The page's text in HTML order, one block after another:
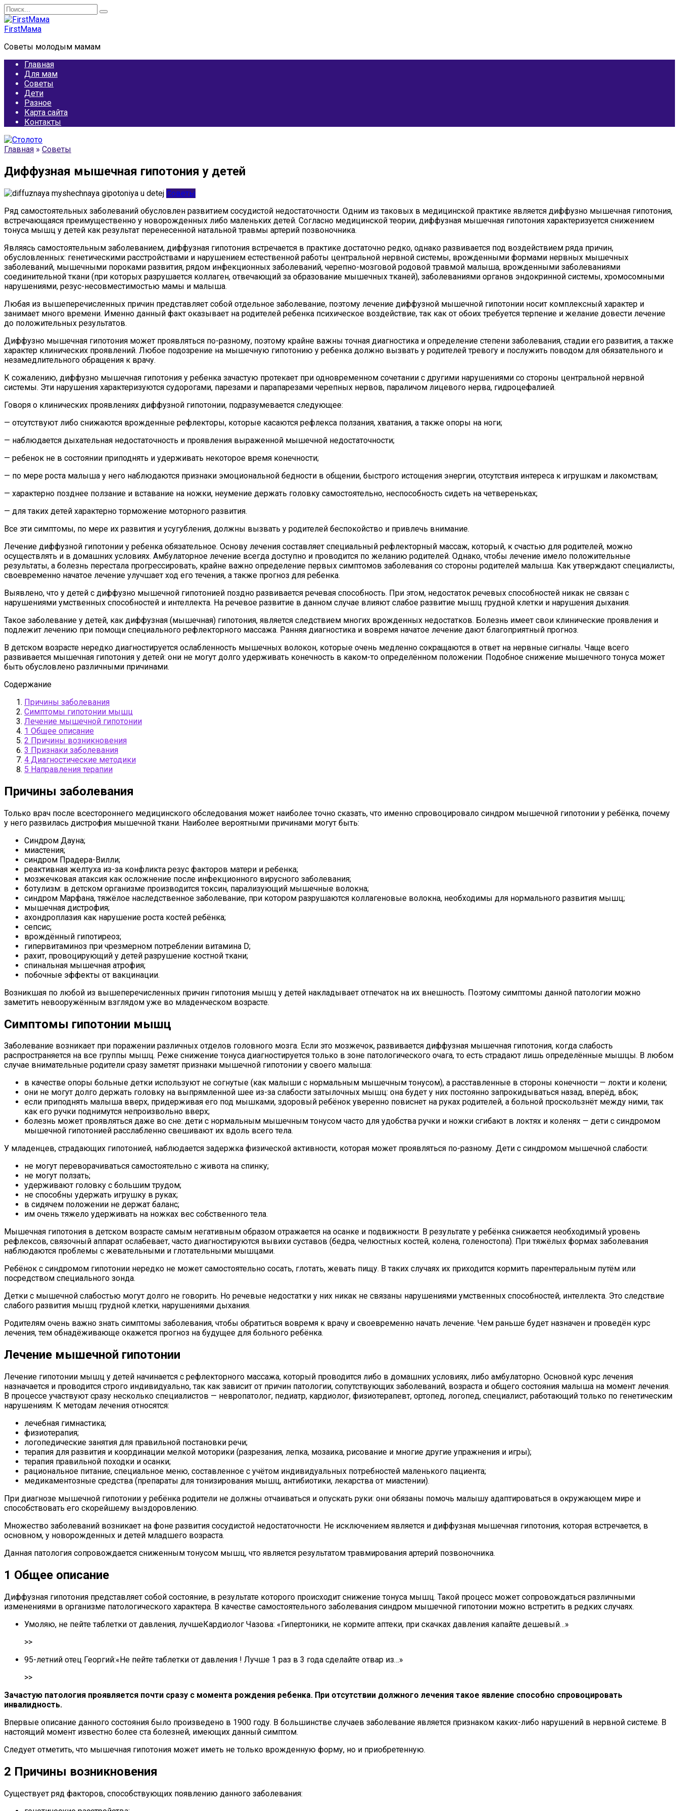
Перейти
к
содержанию
Search
for:
FirstМама
Советы молодым мамам
Главная
Для мам
Советы
Дети
Разное
Карта сайта
Контакты
Главная » Советы
Диффузная мышечная гипотония у детей
Советы
Ряд самостоятельных заболеваний обусловлен развитием сосудистой недостаточности. Одним из таковых в медицинской практике является диффузно мышечная гипотония,
встречающаяся преимущественно у новорожденных либо маленьких детей. Согласно медицинской теории, диффузная мышечная гипотония характеризуется снижением
тонуса мышц у детей как результат перенесенной натальной травмы артерий позвоночника.
Являясь самостоятельным заболеванием, диффузная гипотония встречается в практике достаточно редко, однако развивается под воздействием ряда причин,
обусловленных: генетическими расстройствами и нарушением естественной работы центральной нервной системы, врожденными формами нервных мышечных
заболеваний, мышечными пороками развития, рядом инфекционных заболеваний, черепно-мозговой родовой травмой малыша, врожденными заболеваниями
соединительной ткани (при которых разрушается коллаген, отвечающий за образование мышечных тканей), заболеваниями органов эндокринной системы, хромосомными
нарушениями, резус-несовместимостью мамы и малыша.
Любая из вышеперечисленных причин представляет собой отдельное заболевание, поэтому лечение диффузной мышечной гипотонии носит комплексный характер и
занимает много времени. Именно данный факт оказывает на родителей ребенка психическое воздействие, так как от обоих требуется терпение и желание довести лечение
до положительных результатов.
Диффузно мышечная гипотония может проявляться по-разному, поэтому крайне важны точная диагностика и определение степени заболевания, стадии его развития, а также
характер клинических проявлений. Любое подозрение на мышечную гипотонию у ребенка должно вызвать у родителей тревогу и послужить поводом для обязательного и
незамедлительного обращения к врачу.
К сожалению, диффузно мышечная гипотония у ребенка зачастую протекает при одновременном сочетании с другими нарушениями со стороны центральной нервной
системы. Эти нарушения характеризуются судорогами, парезами и парапарезами черепных нервов, параличом лицевого нерва, гидроцефалией.
Говоря о клинических проявлениях диффузной гипотонии, подразумевается следующее:
— отсутствуют либо снижаются врожденные рефлекторы, которые касаются рефлекса ползания, хватания, а также опоры на ноги;
— наблюдается дыхательная недостаточность и проявления выраженной мышечной недостаточности;
— ребенок не в состоянии приподнять и удерживать некоторое время конечности;
— по мере роста малыша у него наблюдаются признаки эмоциональной бедности в общении, быстрого истощения энергии, отсутствия интереса к игрушкам и лакомствам;
— характерно позднее ползание и вставание на ножки, неумение держать головку самостоятельно, неспособность сидеть на четвереньках;
— для таких детей характерно торможение моторного развития.
Все эти симптомы, по мере их развития и усугубления, должны вызвать у родителей беспокойство и привлечь внимание.
Лечение диффузной гипотонии у ребенка обязательное. Основу лечения составляет специальный рефлекторный массаж, который, к счастью для родителей, можно
осуществлять и в домашних условиях. Амбулаторное лечение всегда доступно и проводится по желанию родителей. Однако, чтобы лечение имело положительные
результаты, а болезнь перестала прогрессировать, крайне важно определение первых симптомов заболевания со стороны родителей малыша. Как утверждают специалисты,
своевременно начатое лечение улучшает ход его течения, а также прогноз для ребенка.
Выявлено, что у детей с диффузно мышечной гипотонией поздно развивается речевая способность. При этом, недостаток речевых способностей никак не связан с
нарушениями умственных способностей и интеллекта. На речевое развитие в данном случае влияют слабое развитие мышц грудной клетки и нарушения дыхания.
Такое заболевание у детей, как диффузная (мышечная) гипотония, является следствием многих врожденных недостатков. Болезнь имеет свои клинические проявления и
подлежит лечению при помощи специального рефлекторного массажа. Ранняя диагностика и вовремя начатое лечение дают благоприятный прогноз.
В детском возрасте нередко диагностируется ослабленность мышечных волокон, которые очень медленно сокращаются в ответ на нервные сигналы. Чаще всего
развивается мышечная гипотония у детей: они не могут долго удерживать конечность в каком-то определённом положении. Подобное снижение мышечного тонуса может
быть обусловлено различными причинами.
Содержание
Причины заболевания
Симптомы гипотонии мышц
Лечение мышечной гипотонии
1 Общее описание
2 Причины возникновения
3 Признаки заболевания
4 Диагностические методики
5 Направления терапии
Причины заболевания
Только врач после всестороннего медицинского обследования может наиболее точно сказать, что именно спровоцировало синдром мышечной гипотонии у ребёнка, почему
у него развилась дистрофия мышечной ткани. Наиболее вероятными причинами могут быть:
Синдром Дауна;
миастения;
синдром Прадера-Вилли;
реактивная желтуха из-за конфликта резус факторов матери и ребенка;
мозжечковая атаксия как осложнение после инфекционного вирусного заболевания;
ботулизм: в детском организме производится токсин, парализующий мышечные волокна;
синдром Марфана, тяжёлое наследственное заболевание, при котором разрушаются коллагеновые волокна, необходимы для нормального развития мышц;
мышечная дистрофия;
ахондроплазия как нарушение роста костей ребёнка;
сепсис;
врождённый гипотиреоз;
гипервитаминоз при чрезмерном потреблении витамина D;
рахит, провоцирующий у детей разрушение костной ткани;
спинальная мышечная атрофия;
побочные эффекты от вакцинации.
Возникшая по любой из вышеперечисленных причин гипотония мышц у детей накладывает отпечаток на их внешность. Поэтому симптомы данной патологии можно
заметить невооружённым взглядом уже во младенческом возрасте.
Симптомы гипотонии мышц
Заболевание возникает при поражении различных отделов головного мозга. Если это мозжечок, развивается диффузная мышечная гипотония, когда слабость
распространяется на все группы мышц. Реже снижение тонуса диагностируется только в зоне патологического очага, то есть страдают лишь определённые мышцы. В любом
случае внимательные родители сразу заметят признаки мышечной гипотонии у своего малыша:
в качестве опоры больные детки используют не согнутые (как малыши с нормальным мышечным тонусом), а расставленные в стороны конечности — локти и колени;
они не могут долго держать головку на выпрямленной шее из-за слабости затылочных мышц: она будет у них постоянно запрокидываться назад, вперёд, вбок;
если приподнять малыша вверх, придерживая его под мышками, здоровый ребёнок уверенно повиснет на руках родителей, а больной проскользнёт между ними, так
как его ручки поднимутся непроизвольно вверх;
болезнь может проявляться даже во сне: дети с нормальным мышечным тонусом часто для удобства ручки и ножки сгибают в локтях и коленях — дети с синдромом
мышечной гипотонией расслабленно свешивают их вдоль всего тела.
У младенцев, страдающих гипотонией, наблюдается задержка физической активности, которая может проявляться по-разному. Дети с синдромом мышечной слабости:
не могут переворачиваться самостоятельно с живота на спинку;
не могут ползать;
удерживают головку с большим трудом;
не способны удержать игрушку в руках;
в сидячем положении не держат баланс;
им очень тяжело удерживать на ножках вес собственного тела.
Мышечная гипотония в детском возрасте самым негативным образом отражается на осанке и подвижности. В результате у ребёнка снижается необходимый уровень
рефлексов, связочный аппарат ослабевает, часто диагностируются вывихи суставов (бедра, челюстных костей, колена, голеностопа). При тяжёлых формах заболевания
наблюдаются проблемы с жевательными и глотательными мышцами.
Ребёнок с синдромом гипотонии нередко не может самостоятельно сосать, глотать, жевать пищу. В таких случаях их приходится кормить парентеральным путём или
посредством специального зонда.
Детки с мышечной слабостью могут долго не говорить. Но речевые недостатки у них никак не связаны нарушениями умственных способностей, интеллекта. Это следствие
слабого развития мышц грудной клетки, нарушениями дыхания.
Родителям очень важно знать симптомы заболевания, чтобы обратиться вовремя к врачу и своевременно начать лечение. Чем раньше будет назначен и проведён курс
лечения, тем обнадёживающе окажется прогноз на будущее для больного ребёнка.
Лечение мышечной гипотонии
Лечение гипотонии мышц у детей начинается с рефлекторного массажа, который проводится либо в домашних условиях, либо амбулаторно. Основной курс лечения
назначается и проводится строго индивидуально, так как зависит от причин патологии, сопутствующих заболеваний, возраста и общего состояния малыша на момент лечения.
В процессе участвуют сразу несколько специалистов — невропатолог, педиатр, кардиолог, физиотерапевт, ортопед, логопед, специалист, работающий только по генетическим
нарушениям. К методам лечения относятся:
лечебная гимнастика;
физиотерапия;
логопедические занятия для правильной постановки речи;
терапия для развития и координации мелкой моторики (разрезания, лепка, мозаика, рисование и многие другие упражнения и игры);
терапия правильной походки и осанки;
рациональное питание, специальное меню, составленное с учётом индивидуальных потребностей маленького пациента;
медикаментозные средства (препараты для тонизирования мышц, антибиотики, лекарства от миастении).
При диагнозе мышечной гипотонии у ребёнка родители не должны отчаиваться и опускать руки: они обязаны помочь малышу адаптироваться в окружающем мире и
способствовать его скорейшему выздоровлению.
Множество заболеваний возникает на фоне развития сосудистой недостаточности. Не исключением является и диффузная мышечная гипотония, которая встречается, в
основном, у новорожденных и детей младшего возраста.
Данная патология сопровождается сниженным тонусом мышц, что является результатом травмирования артерий позвоночника.
1 Общее описание
Диффузная гипотония представляет собой состояние, в результате которого происходит снижение тонуса мышц. Такой процесс может сопровождаться различными
изменениями в организме патологического характера. В качестве самостоятельного заболевания синдром мышечной гипотонии можно встретить в редких случаях.
Умоляю, не пейте таблетки от давления, лучшеКардиолог Чазова: «Гипертоники, не кормите аптеки, при скачках давления капайте дешевый…»
>>
95-летний отец Георгий:«Не пейте таблетки от давления ! Лучше 1 раз в 3 года сделайте отвар из…»
>>
Зачастую патология проявляется почти сразу с момента рождения ребенка. При отсутствии должного лечения такое явление способно спровоцировать
инвалидность.
Впервые описание данного состояния было произведено в 1900 году. В большинстве случаев заболевание является признаком каких-либо нарушений в нервной системе. В
настоящий момент известно более ста болезней, имеющих данный симптом.
Следует отметить, что мышечная гипотония может иметь не только врожденную форму, но и приобретенную.
2 Причины возникновения
Существует ряд факторов, способствующих появлению данного заболевания: